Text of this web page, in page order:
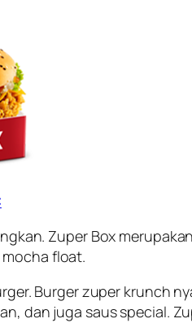
Zuper Box
float.
Burger zuper krunch
dan juga saus special.